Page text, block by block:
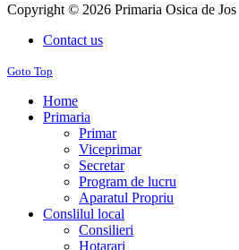
Copyright © 2026 Primaria Osica de Jos
Contact us
Goto Top
Home
Primaria
Primar
Viceprimar
Secretar
Program de lucru
Aparatul Propriu
Conslilul local
Consilieri
Hotarari